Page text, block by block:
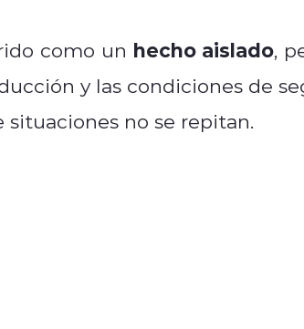
como un hecho aislado,
y las condiciones de
no se repitan.